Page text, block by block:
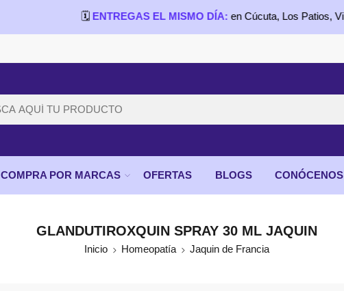
ENTREGAS EL MISMO DÍA:en Cúcuta, Los Patios, Villa del
COMPRA POR MARCAS OFERTAS BLOGS CONÓCENOS
GLANDUTIROXQUIN SPRAY 30 ML JAQUIN
Inicio Homeopatía Jaquin de Francia